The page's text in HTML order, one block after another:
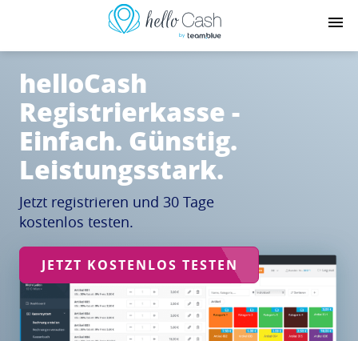
helloCash
Registrierkasse -
Einfach. Günstig.
Leistungsstark.
Jetzt registrieren und 30 Tage
kostenlos testen.
JETZT KOSTENLOS TESTEN